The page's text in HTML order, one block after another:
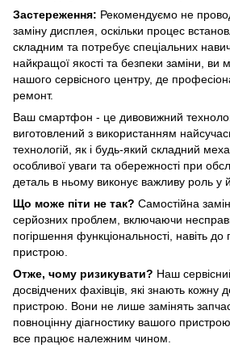
Застереження: Рекомендуємо не
заміну дисплея, оскільки процес
складним та потребує спеціальних
найкращої якості та безпеки заміни, ви
нашого сервісного центру, де
ремонт.
Ваш смартфон - це дивовижний
виготовлений з використанням
технологій, як і будь-який складний
особливої уваги та обережності при
деталь в ньому виконує важливу роль у
Що може піти не так? Самостійна
серйозних проблем, включаючи
погіршення функціональності, навіть
пристрою.
Отже, чому ризикувати? Наш
досвідчених фахівців, які знають кожну
пристрою. Вони не лише замінять
повноцінну діагностику вашого
все працює належним чином.